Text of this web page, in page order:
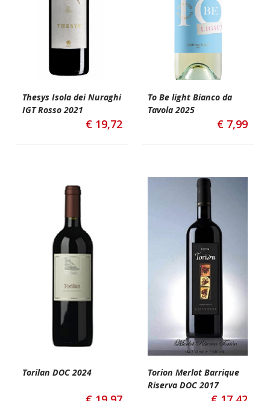
Thesys Isola dei Nuraghi
IGT Rosso 2021
€ 19,72
To Be light Bianco da
Tavola 2025
€ 7,99
Torilan DOC 2024
Torion Merlot Barrique
Riserva DOC 2017